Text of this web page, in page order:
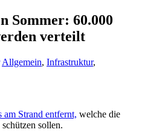
Sommer: 60.000
verteilt
Allgemein, Infrastruktur,
am Strand entfernt, welche die
sollen.